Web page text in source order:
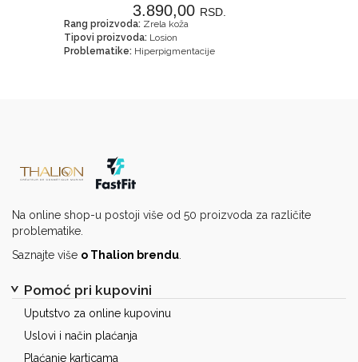
3.890,00 RSD.
Rang proizvoda: Zrela koža
Tipovi proizvoda: Losion
Problematike: Hiperpigmentacije
Na online shop-u postoji više od 50 proizvoda za različite
problematike.
Saznajte više o Thalion brendu
Pomoć pri kupovini
Uputstvo za online kupovinu
Uslovi i način plaćanja
Plaćanje karticama